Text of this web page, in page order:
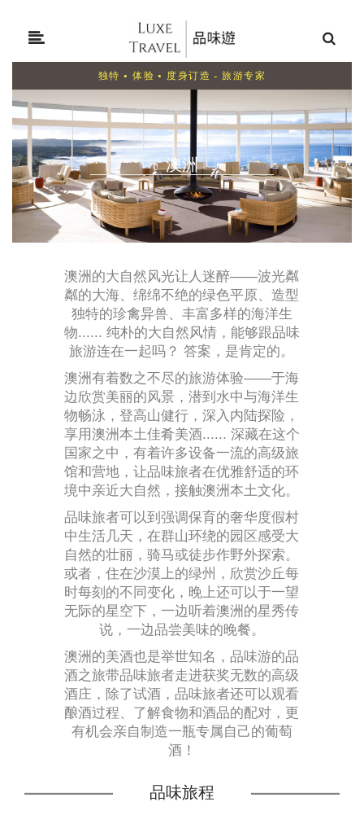
独特 • 体验 • 度身订造 - 旅游专家
澳洲
澳洲的大自然风光让人迷醉——波光粼
粼的大海、绵绵不绝的绿色平原、造型
独特的珍禽异兽、丰富多样的海洋生
物...... 纯朴的大自然风情，能够跟品味
旅游连在一起吗？ 答案，是肯定的。
澳洲有着数之不尽的旅游体验——于海
边欣赏美丽的风景，潜到水中与海洋生
物畅泳，登高山健行，深入内陆探险，
享用澳洲本土佳肴美酒...... 深藏在这个
国家之中，有着许多设备一流的高级旅
馆和营地，让品味旅者在优雅舒适的环
境中亲近大自然，接触澳洲本土文化。
品味旅者可以到强调保育的奢华度假村
中生活几天，在群山环绕的园区感受大
自然的壮丽，骑马或徒步作野外探索。
或者，住在沙漠上的绿州，欣赏沙丘每
时每刻的不同变化，晚上还可以于一望
无际的星空下，一边听着澳洲的星秀传
说，一边品尝美味的晚餐。
澳洲的美酒也是举世知名，品味游的品
酒之旅带品味旅者走进获奖无数的高级
酒庄，除了试酒，品味旅者还可以观看
酿酒过程、了解食物和酒品的配对，更
有机会亲自制造一瓶专属自己的葡萄
酒！
品味旅程